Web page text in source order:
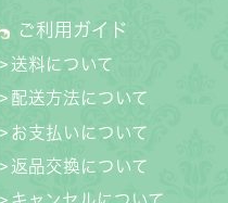
ご利用ガイド
送料について
配送方法について
お支払いについて
返品交換について